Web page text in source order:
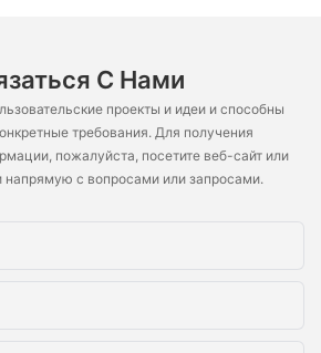
С Нами
проекты и идеи и способны
требования. Для получения
пожалуйста, посетите веб-сайт или
напрямую с вопросами или запросами.